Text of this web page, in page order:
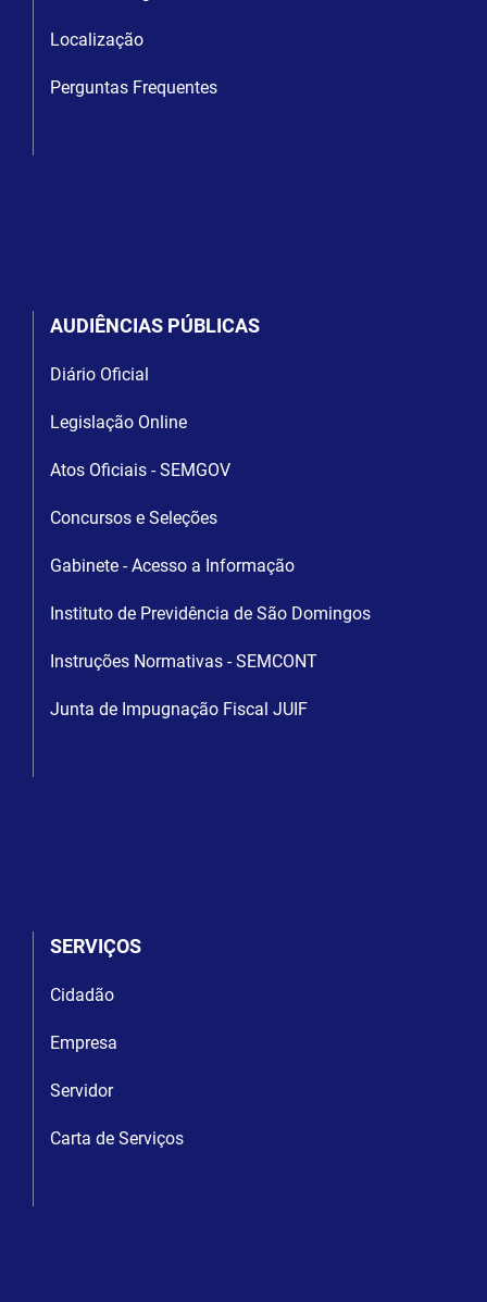
Localização
Perguntas Frequentes
AUDIÊNCIAS PÚBLICAS
Diário Oficial
Legislação Online
Atos Oficiais - SEMGOV
Concursos e Seleções
Gabinete - Acesso a Informação
Instituto de Previdência de São Domingos
Instruções Normativas - SEMCONT
Junta de Impugnação Fiscal JUIF
SERVIÇOS
Cidadão
Empresa
Servidor
Carta de Serviços